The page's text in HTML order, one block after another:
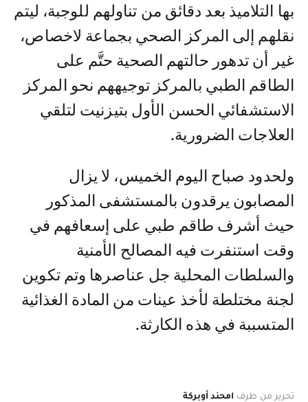
بها التلاميذ بعد دقائق من تناولهم للوجبة، ليتم
نقلهم إلى المركز الصحي بجماعة لاخصاص،
غير أن تدهور حالتهم الصحية حتَّم على
الطاقم الطبي بالمركز توجيههم نحو المركز
الاستشفائي الحسن الأول بتيزنيت لتلقي
العلاجات الضرورية.
ولحدود صباح اليوم الخميس، لا يزال
المصابون يرقدون بالمستشفى المذكور
حيث أشرف طاقم طبي على إسعافهم في
وقت استنفرت فيه المصالح الأمنية
والسلطات المحلية جل عناصرها وتم تكوين
لجنة مختلطة لأخذ عينات من المادة الغذائية
المتسببة في هذه الكارثة.
تحرير من طرف امحند أوبركة